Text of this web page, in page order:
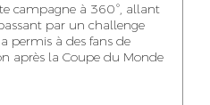
WISSAL KHALIFI
INFLUENCE
MANAGER
campagne à 360°, allant
par un challenge
permis à des fans de
après la Coupe du Monde